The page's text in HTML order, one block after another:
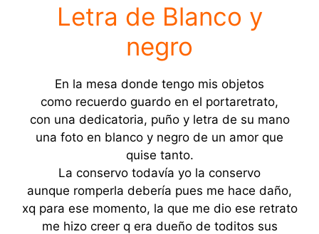
Letra de Blanco y
negro
En la mesa donde tengo mis objetos
como recuerdo guardo en el portaretrato,
con una dedicatoria, puño y letra de su mano
una foto en blanco y negro de un amor que
quise tanto.
La conservo todavía yo la conservo
aunque romperla debería pues me hace daño,
xq para ese momento, la que me dio ese retrato
me hizo creer q era dueño de toditos sus